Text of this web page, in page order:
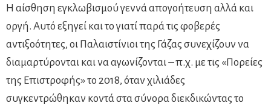
Η αίσθηση εγκλωβισμού γεννά απογοήτευση αλλά και
οργή. Αυτό εξηγεί και το γιατί παρά τις φοβερές
αντιξοότητες, οι Παλαιστίνιοι της Γάζας συνεχίζουν να
διαμαρτύρονται και να αγωνίζονται – π.χ. με τις «Πορείες
της Επιστροφής» το 2018, όταν χιλιάδες
συγκεντρώθηκαν κοντά στα σύνορα διεκδικώντας το